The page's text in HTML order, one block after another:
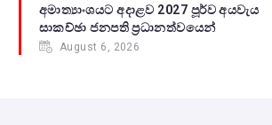
අමාත්‍යාංශයට අදාළව 2027 පූර්ව අයවැය
සාකච්ඡා ජනපති ප්‍රධානත්වයෙන්
August 6, 2026